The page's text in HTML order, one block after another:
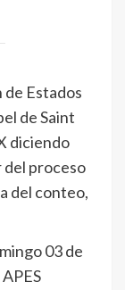
de Estados
de Saint
diciendo
del proceso
del conteo,
03 de